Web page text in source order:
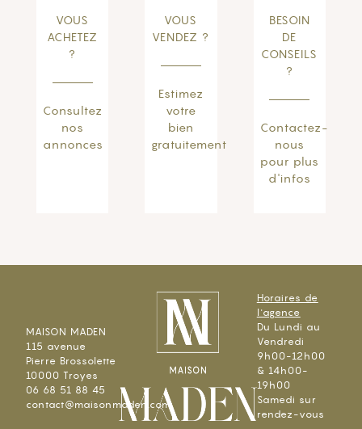
VOUS
ACHETEZ
?
Consultez
nos
annonces
VOUS
VENDEZ ?
Estimez
votre
bien
gratuitement
BESOIN
DE
CONSEILS
?
Contactez-
nous
pour plus
d'infos
MAISON MADEN
115 avenue
Pierre Brossolette
10000 Troyes
06 68 51 88 45
contact@maisonmaden.com
Horaires de
l'agence
Du Lundi au
Vendredi
9h00-12h00
& 14h00-
19h00
Samedi sur
rendez-vous